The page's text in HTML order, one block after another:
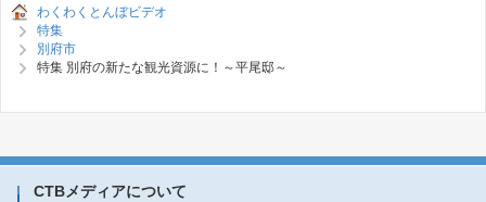
わくわくとんぼビデオ
特集
別府市
特集 別府の新たな観光資源に！～平尾邸～
CTBメディアについて